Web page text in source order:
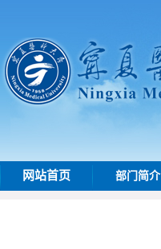
网站首页 部门简介